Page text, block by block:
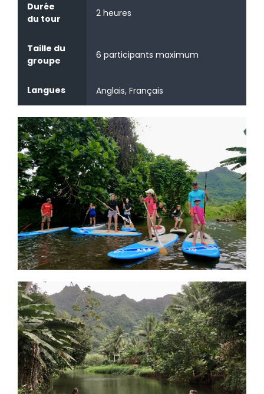
Durée
du tour
2 heures
Taille du
groupe
6 participants maximum
Langues Anglais, Français